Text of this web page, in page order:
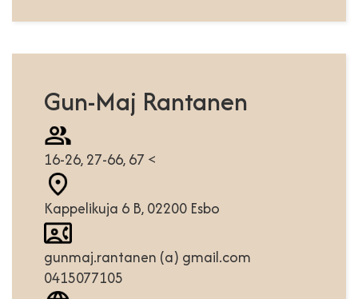
Gun-Maj Rantanen
16-26, 27-66, 67 <
Kappelikuja 6 B, 02200 Esbo
gunmaj.rantanen (a) gmail.com
0415077105